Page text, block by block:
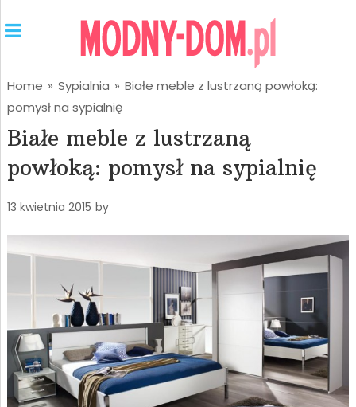
Home » Sypialnia » Białe meble z lustrzaną powłoką:
pomysł na sypialnię
Białe meble z lustrzaną
powłoką: pomysł na sypialnię
13 kwietnia 2015 by